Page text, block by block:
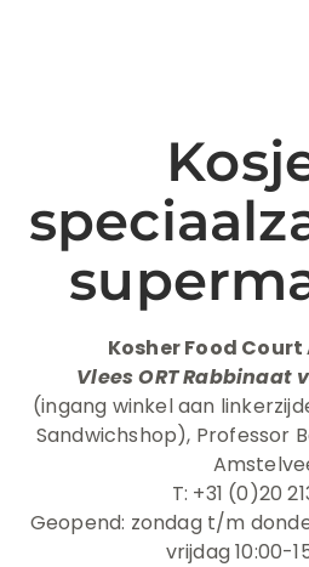
Kosher Food
Vlees ORT Rabbinaat
(ingang winkel aan
Sandwichshop), Professor
T: +31 (0)20
Geopend: zondag t/m
vrijdag 10:00-